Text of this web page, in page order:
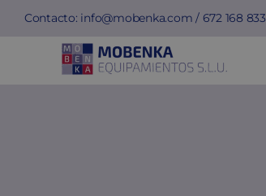
Saltar
contenido
Contacto: info@mobenka.com / 672 168 833